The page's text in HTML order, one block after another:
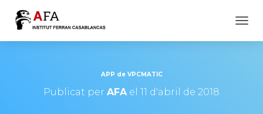
APP de VPCMATIC
Publicat per AFAel 11 d'abril de 2018